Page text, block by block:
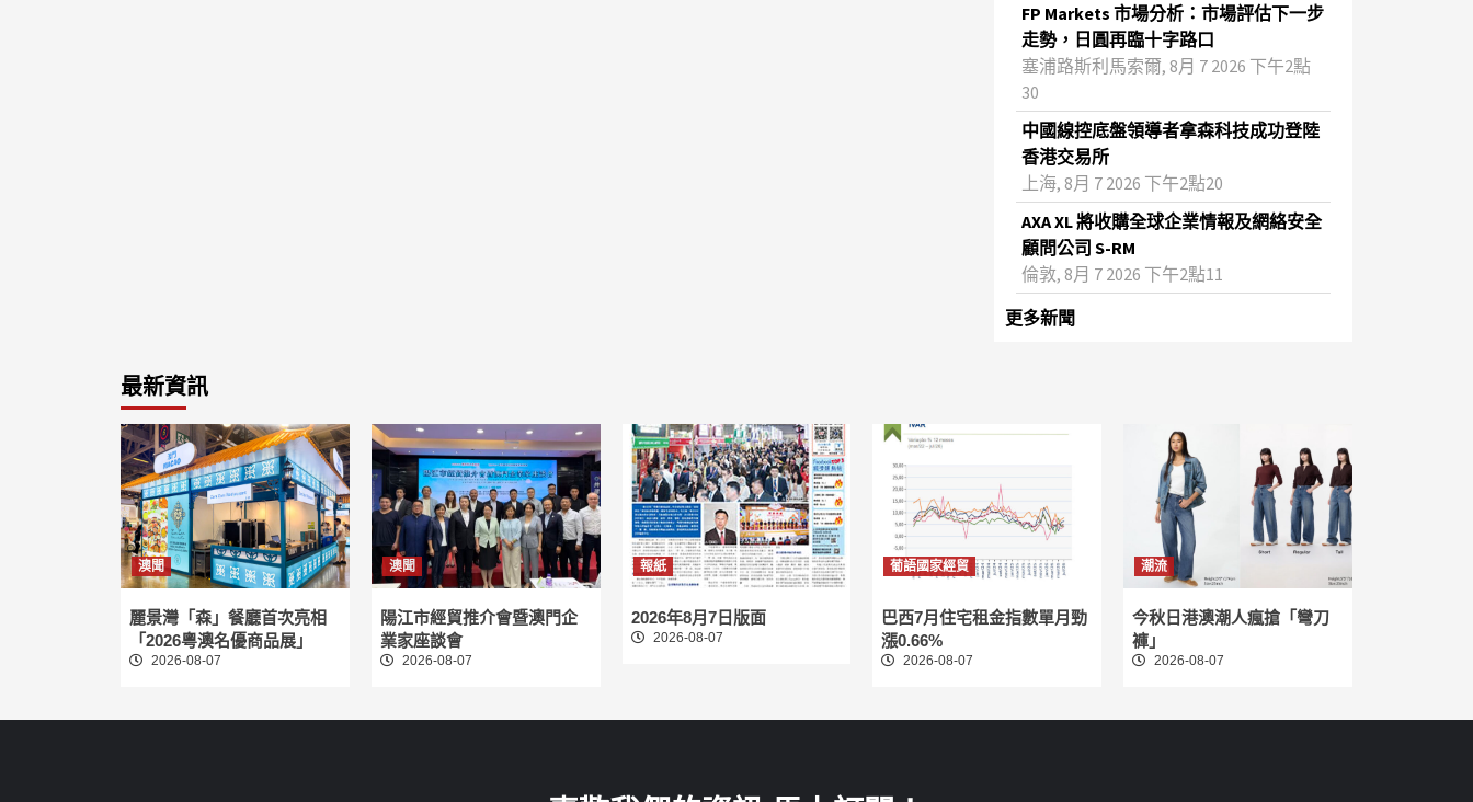
FP Markets 市場分析：市場評估下一步
走勢，日圓再臨十字路口
塞浦路斯利馬索爾, 8月 7 2026 下午2點
30
中國線控底盤領導者拿森科技成功登陸
香港交易所
上海, 8月 7 2026 下午2點20
AXA XL 將收購全球企業情報及網絡安全
顧問公司 S-RM
倫敦, 8月 7 2026 下午2點11
更多新聞
最新資訊
澳聞
麗景灣「森」餐廳首次亮相
「2026粵澳名優商品展」
2026-08-07
澳聞
陽江市經貿推介會暨澳門企
業家座談會
2026-08-07
報紙
2026年8月7日版面
2026-08-07
葡語國家經貿
巴西7月住宅租金指數單月勁
漲0.66%
2026-08-07
潮流
今秋日港澳潮人瘋搶「彎刀
褲」
2026-08-07